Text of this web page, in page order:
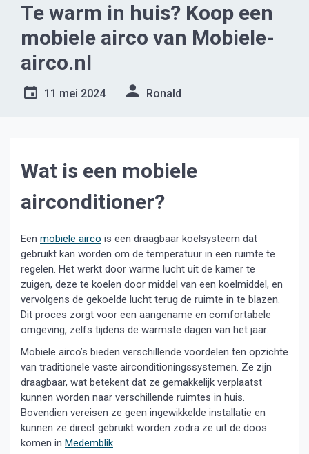
Te warm in huis? Koop een
mobiele airco van Mobiele-
airco.nl
11 mei 2024 Ronald
Wat is een mobiele
airconditioner?
Een mobiele airco is een draagbaar koelsysteem dat
gebruikt kan worden om de temperatuur in een ruimte te
regelen. Het werkt door warme lucht uit de kamer te
zuigen, deze te koelen door middel van een koelmiddel, en
vervolgens de gekoelde lucht terug de ruimte in te blazen.
Dit proces zorgt voor een aangename en comfortabele
omgeving, zelfs tijdens de warmste dagen van het jaar.
Mobiele airco’s bieden verschillende voordelen ten opzichte
van traditionele vaste airconditioningssystemen. Ze zijn
draagbaar, wat betekent dat ze gemakkelijk verplaatst
kunnen worden naar verschillende ruimtes in huis.
Bovendien vereisen ze geen ingewikkelde installatie en
kunnen ze direct gebruikt worden zodra ze uit de doos
komen in Medemblik.